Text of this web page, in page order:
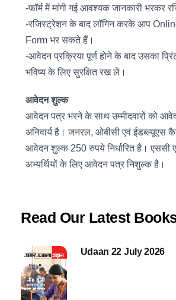
-फॉर्म में मांगी गई आवश्यक जानकारी भरकर
-रजिस्ट्रेशन के बाद लॉगिन करके आप
Form भर सकते हैं।
-आवेदन प्रक्रिया पूर्ण होने के बाद उसका
भविष्य के लिए सुरक्षित रख लें।
आवेदन शुल्क
आवेदन पत्र भरने के साथ उम्मीदवारों को
अनिवार्य है। जनरल, ओबीसी एवं ईडब्ल्यूएस
आवेदन शुल्क 250 रुपये निर्धारित है। एससी
अभ्यर्थियों के लिए आवेदन पत्र निशुल्क है।
Read Our Latest
Udaan 22 July 2026